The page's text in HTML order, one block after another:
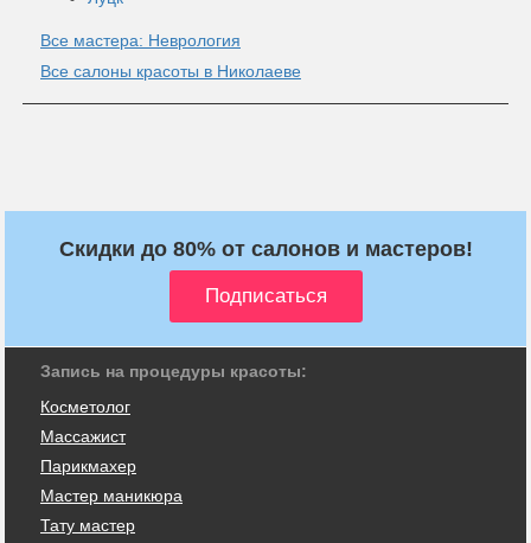
Все мастера: Неврология
Все салоны красоты в Николаеве
Скидки до 80% от салонов и мастеров!
Запись на процедуры красоты:
Косметолог
Массажист
Парикмахер
Мастер маникюра
Тату мастер